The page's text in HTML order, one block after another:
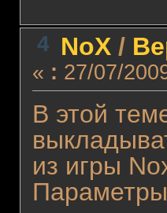
4 NoX/
« : 27/07/
В этой
из игры